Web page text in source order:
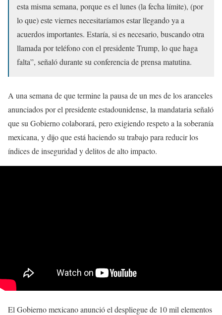
esta misma semana, porque es el lunes (la fecha límite), (por
lo que) este viernes necesitaríamos estar llegando ya a
acuerdos importantes. Estaría, si es necesario, buscando otra
llamada por teléfono con el presidente Trump, lo que haga
falta”, señaló durante su conferencia de prensa matutina.
A una semana de que termine la pausa de un mes de los aranceles
anunciados por el presidente estadounidense, la mandataria señaló
que su Gobierno colaborará, pero exigiendo respeto a la soberanía
mexicana, y dijo que está haciendo su trabajo para reducir los
índices de inseguridad y delitos de alto impacto.
El Gobierno mexicano anunció el despliegue de 10 mil elementos